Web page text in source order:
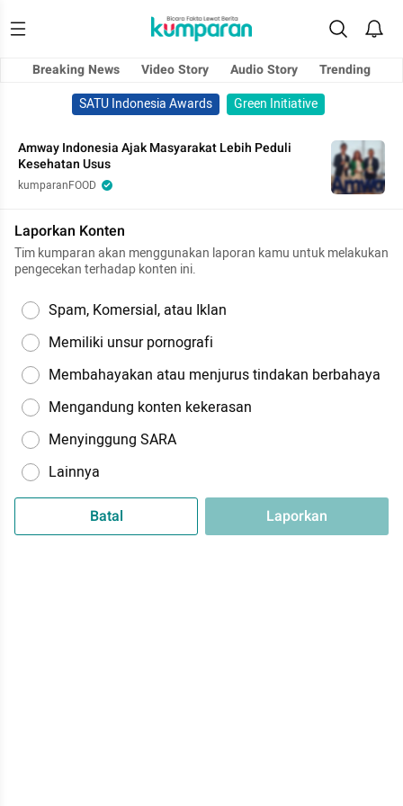
Breaking News Video Story Audio Story
Trending
SATU Indonesia Awards
Green Initiative
Amway Indonesia Ajak Masyarakat Lebih Peduli
Kesehatan Usus
kumparanFOOD
Laporkan Konten
Tim kumparan akan menggunakan laporan kamu untuk melakukan
pengecekan terhadap konten ini.
Spam, Komersial, atau Iklan
Memiliki unsur pornografi
Membahayakan atau menjurus tindakan berbahaya
Mengandung konten kekerasan
Menyinggung SARA
Lainnya
Batal Laporkan